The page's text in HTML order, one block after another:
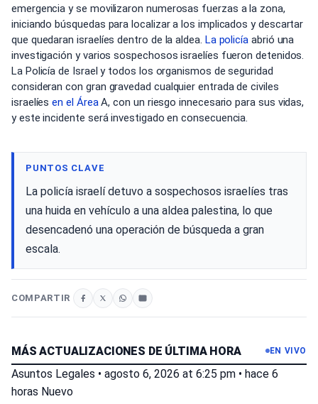
emergencia y se movilizaron numerosas fuerzas a la zona,
iniciando búsquedas para localizar a los implicados y descartar
que quedaran israelíes dentro de la aldea. La policía abrió una
investigación y varios sospechosos israelíes fueron detenidos.
La Policía de Israel y todos los organismos de seguridad
consideran con gran gravedad cualquier entrada de civiles
israelíesen el ÁreaA, con un riesgo innecesario para sus vidas,
y este incidente será investigado en consecuencia.
PUNTOS CLAVE
La policía israelí detuvo a sospechosos israelíes tras
una huida en vehículo a una aldea palestina, lo que
desencadenó una operación de búsqueda a gran
escala.
COMPARTIR
MÁS ACTUALIZACIONES DE ÚLTIMA HORA EN VIVO
Asuntos Legales • agosto 6, 2026 at 6:25 pm • hace 6
horas Nuevo